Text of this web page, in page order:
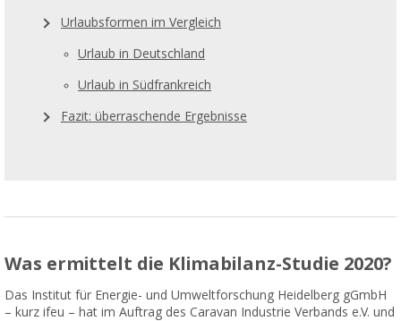
Urlaubsformen im Vergleich
Urlaub in Deutschland
Urlaub in Südfrankreich
Fazit: überraschende Ergebnisse
Was ermittelt die Klimabilanz-Studie 2020?
Das Institut für Energie- und Umweltforschung Heidelberg gGmbH
– kurz ifeu – hat im Auftrag des Caravan Industrie Verbands e.V. und